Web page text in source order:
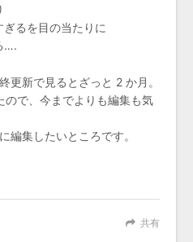
るを目の当たりに
….
更新で見るとざっと 2 か月。
で、今までよりも編集も気
編集したいところです。
共有